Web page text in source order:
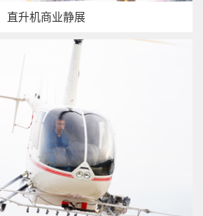
直升机商业静展